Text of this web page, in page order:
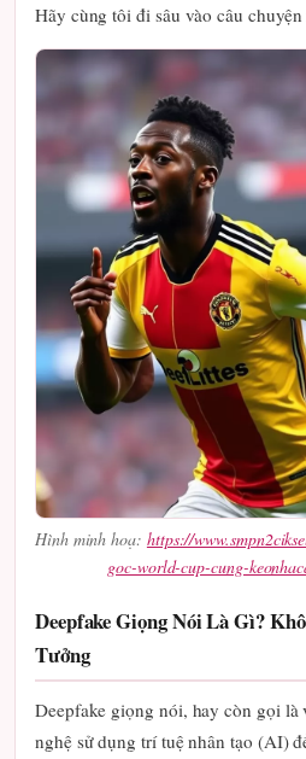
Hãy cùng tôi đi sâu vào câu chuyện
Hình minh hoạ: https://
goc-world-cup-cung-
Deepfake Giọng Nói Là Gì?
Tưởng
Deepfake giọng nói, hay còn gọi là
nghệ sử dụng trí tuệ nhân tạo (AI)